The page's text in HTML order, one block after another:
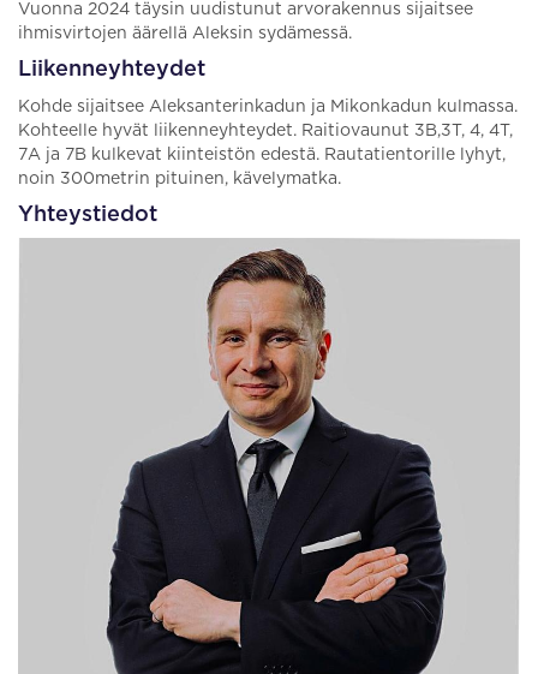
Vuonna 2024 täysin uudistunut arvorakennus sijaitsee
ihmisvirtojen äärellä Aleksin sydämessä.
Liikenneyhteydet
Kohde sijaitsee Aleksanterinkadun ja Mikonkadun kulmassa.
Kohteelle hyvät liikenneyhteydet. Raitiovaunut 3B,3T, 4, 4T,
7A ja 7B kulkevat kiinteistön edestä. Rautatientorille lyhyt,
noin 300metrin pituinen, kävelymatka.
Yhteystiedot